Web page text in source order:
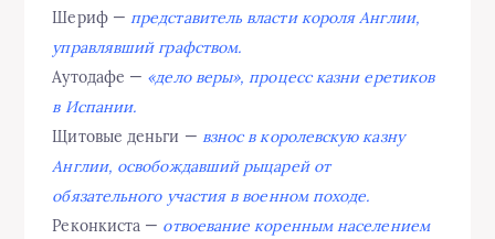
Шериф —представитель власти короля Англии,
управлявший графством.
Аутодафе — «дело веры», процесс казни еретиков
в Испании.
Щитовые деньги — взнос в королевскую казну
Англии, освобождавший рыцарей от
обязательного участия в военном походе.
Реконкиста — отвоевание коренным населением